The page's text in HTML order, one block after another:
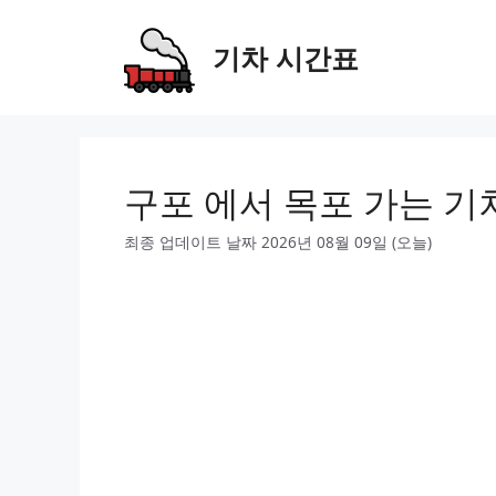
기차 시간표
구포 에서 목포 가는 기
최종 업데이트 날짜 2026년 08월 09일 (오늘)